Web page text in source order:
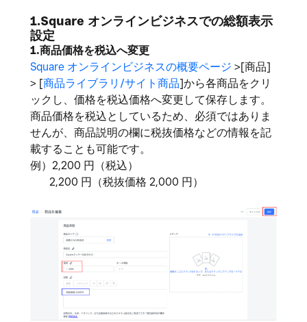
1.Square オンラインビジネスでの総額表示
設定
1.商品価格を税込へ変更
Square オンラインビジネスの概要ページ >[商品]
> [商品ライブラリ/サイト商品]から各商品をクリ
ックし、価格を税込価格へ変更して保存します。
商品価格を税込としているため、必須ではありま
せんが、商品説明の欄に税抜価格などの情報を記
載することも可能です。
例）2,200 円（税込）
2,200 円（税抜価格 2,000 円）